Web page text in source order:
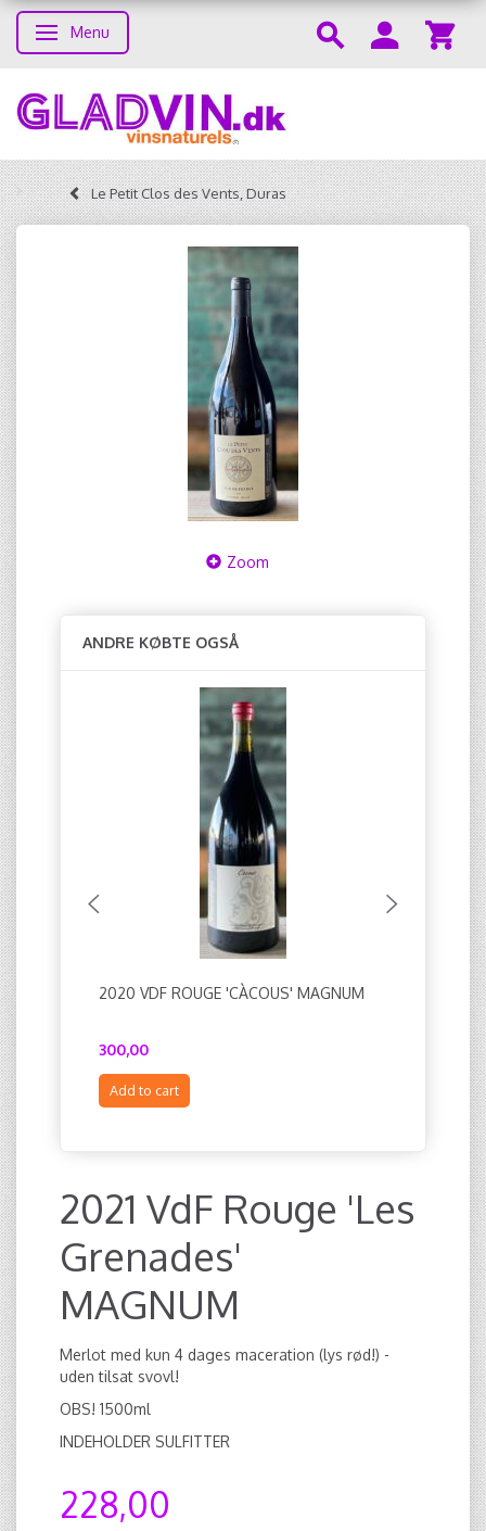
Toggle navigation
Menu
Le Petit Clos des Vents, Duras
Zoom
ANDRE KØBTE OGSÅ
2020 VDF ROUGE 'CÀCOUS' MAGNUM
300,00
Add to cart
2018
Add to
2021 VdF Rouge 'Les
Grenades'
MAGNUM
Merlot med kun 4 dages maceration (lys rød!) -
uden tilsat svovl!
OBS! 1500ml
INDEHOLDER SULFITTER
228,00